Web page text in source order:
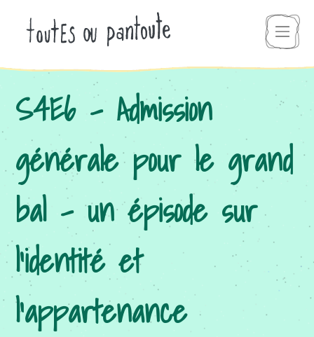
S4E6 – Admission
générale pour le grand
bal – un épisode sur
l’identité et
l’appartenance